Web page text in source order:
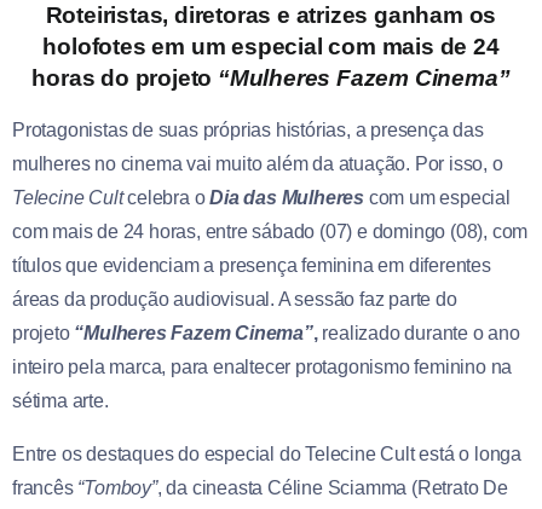
Roteiristas, diretoras e atrizes ganham os
holofotes em um especial com mais de 24
horas do projeto “Mulheres Fazem Cinema”
Protagonistas de suas próprias histórias, a presença das
mulheres no cinema vai muito além da atuação. Por isso, o
Telecine Cultcelebra oDia das Mulheres com um especial
com mais de 24 horas, entre sábado (07) e domingo (08), com
títulos que evidenciam a presença feminina em diferentes
áreas da produção audiovisual. A sessão faz parte do
projeto “Mulheres Fazem Cinema”, realizado durante o ano
inteiro pela marca, para enaltecer protagonismo feminino na
sétima arte.
Entre os destaques do especial do Telecine Cult está o longa
francês “Tomboy”, da cineasta Céline Sciamma (Retrato De